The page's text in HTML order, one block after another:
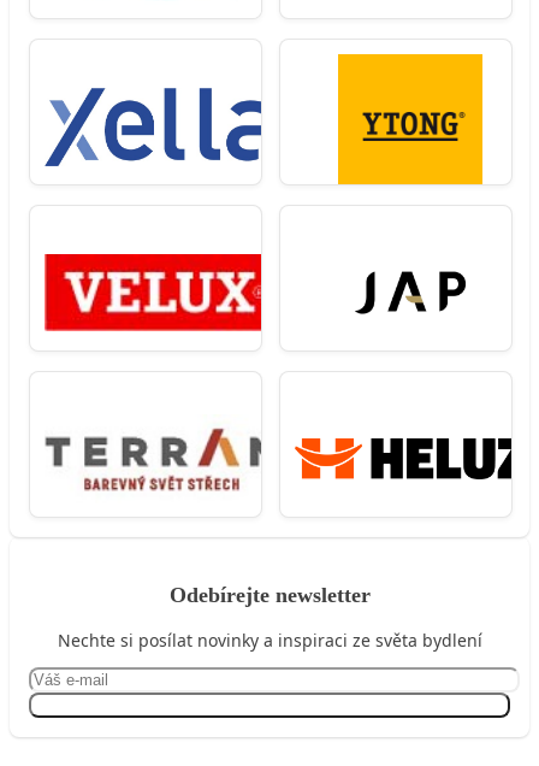
Odebírejte newsletter
Nechte si posílat novinky a inspiraci ze světa bydlení